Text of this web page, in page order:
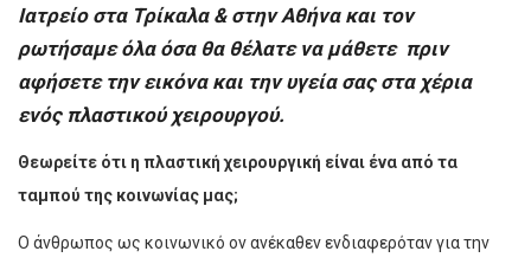
Ιατρείο στα Τρίκαλα & στην Αθήνα και τον
ρωτήσαμε όλα όσα θα θέλατε να μάθετε πριν
αφήσετε την εικόνα και την υγεία σας στα χέρια
ενός πλαστικού χειρουργού.
Θεωρείτε ότι η πλαστική χειρουργική είναι ένα από τα
ταμπού της κοινωνίας μας;
Ο άνθρωπος ως κοινωνικό ον ανέκαθεν ενδιαφερόταν για την